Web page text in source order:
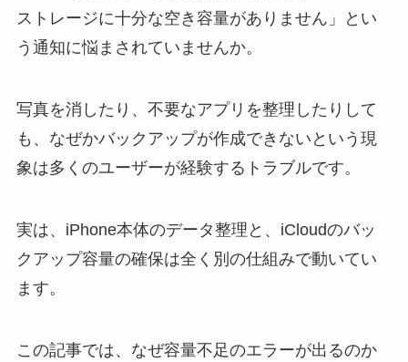
ストレージに十分な空き容量がありません」とい
う通知に悩まされていませんか。
写真を消したり、不要なアプリを整理したりして
も、なぜかバックアップが作成できないという現
象は多くのユーザーが経験するトラブルです。
実は、iPhone本体のデータ整理と、iCloudのバッ
クアップ容量の確保は全く別の仕組みで動いてい
ます。
この記事では、なぜ容量不足のエラーが出るのか